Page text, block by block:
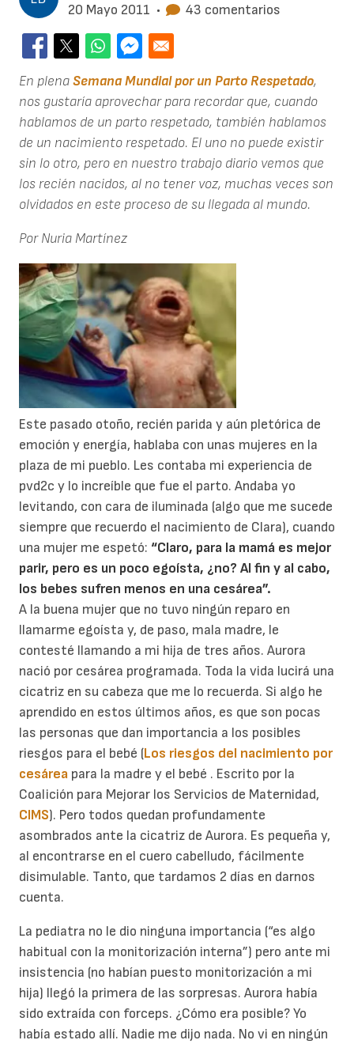
20 Mayo 2011 • 43 comentarios
En plenaSemana Mundial por un Parto Respetado,
nos gustaría aprovechar para recordar que, cuando
hablamos de un parto respetado, también hablamos
de un nacimiento respetado. El uno no puede existir
sin lo otro, pero en nuestro trabajo diario vemos que
los recién nacidos, al no tener voz, muchas veces son
olvidados en este proceso de su llegada al mundo.
Por Nuria Martínez
Este pasado otoño, recién parida y aún pletórica de
emoción y energía, hablaba con unas mujeres en la
plaza de mi pueblo. Les contaba mi experiencia de
pvd2c y lo increíble que fue el parto. Andaba yo
levitando, con cara de iluminada (algo que me sucede
siempre que recuerdo el nacimiento de Clara), cuando
una mujer me espetó: “Claro, para la mamá es mejor
parir, pero es un poco egoísta, ¿no? Al fin y al cabo,
los bebes sufren menos en una cesárea”.
A la buena mujer que no tuvo ningún reparo en
llamarme egoísta y, de paso, mala madre, le
contesté llamando a mi hija de tres años. Aurora
nació por cesárea programada. Toda la vida lucirá una
cicatriz en su cabeza que me lo recuerda. Si algo he
aprendido en estos últimos años, es que son pocas
las personas que dan importancia a los posibles
riesgos para el bebé (Los riesgos del nacimiento por
cesárea para la madre y el bebé . Escrito por la
Coalición para Mejorar los Servicios de Maternidad,
CIMS). Pero todos quedan profundamente
asombrados ante la cicatriz de Aurora. Es pequeña y,
al encontrarse en el cuero cabelludo, fácilmente
disimulable. Tanto, que tardamos 2 días en darnos
cuenta.
La pediatra no le dio ninguna importancia (“es algo
habitual con la monitorización interna”) pero ante mi
insistencia (no habían puesto monitorización a mi
hija) llegó la primera de las sorpresas. Aurora había
sido extraída con forceps. ¿Cómo era posible? Yo
había estado allí. Nadie me dijo nada. No vi en ningún